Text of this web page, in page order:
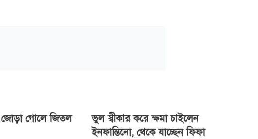
জোড়া গোলে জিতল
ভুল স্বীকার করে ক্ষমা চাইলেন
ইনফান্তিনো, থেকে যাচ্ছেন ফিফা